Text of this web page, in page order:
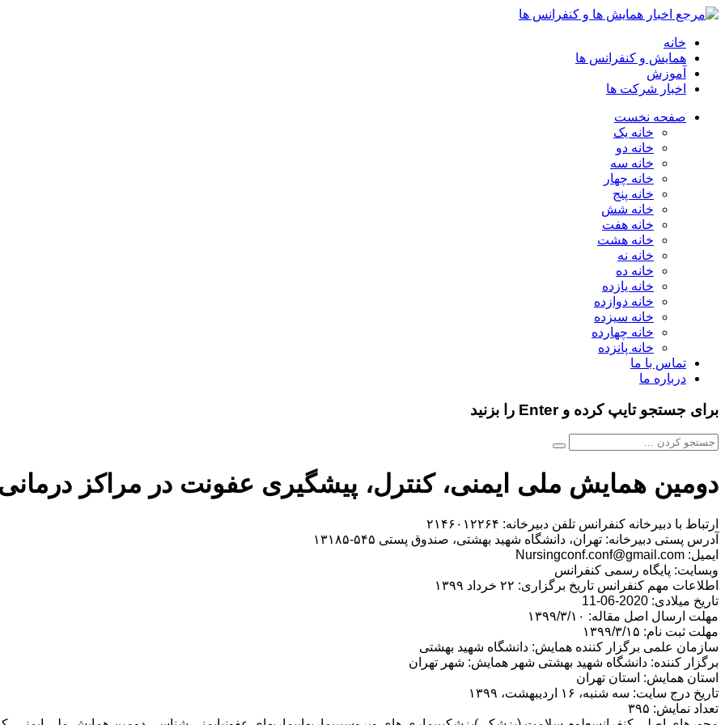
خانه
همایش و کنفرانس ها
آموزش
اخبار شرکت ها
صفحه نخست
خانه یک
خانه دو
خانه سه
خانه چهار
خانه پنج
خانه شش
خانه هفت
خانه هشت
خانه نه
خانه ده
خانه یازده
خانه دوازده
خانه سیزده
خانه چهارده
خانه پانزده
تماس با ما
درباره ما
برای جستجو تایپ کرده و Enter را بزنید
دومین همایش ملی ایمنی، کنترل، پیشگیری عفونت در مراکز درمانی
ارتباط با دبیرخانه کنفرانس تلفن دبیرخانه: ۲۱۴۶۰۱۲۲۶۴
آدرس پستی دبیرخانه: تهران، دانشگاه شهید بهشتی، صندوق پستی ۵۴۵-۱۳۱۸۵
ایمیل: Nursingconf.conf@gmail.com
وبسایت: پایگاه رسمی کنفرانس
اطلاعات مهم کنفرانس تاریخ برگزاری: ۲۲ خرداد ۱۳۹۹
تاریخ میلادی: 2020-06-11
مهلت ارسال اصل مقاله: ۱۳۹۹/۳/۱۰
مهلت ثبت نام: ۱۳۹۹/۳/۱۵
سازمان علمی برگزار کننده همایش: دانشگاه شهید بهشتی
برگزار کننده: دانشگاه شهید بهشتی شهر همایش: شهر تهران
استان همایش: استان تهران
تاریخ درج سایت: سه شنبه، ۱۶ اردیبهشت، ۱۳۹۹
تعداد نمایش: ۳۹۵